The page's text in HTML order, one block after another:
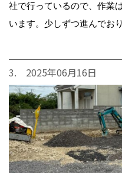
社で行っているので、作業
います。少しずつ進んでお
3. 2025年06月16日